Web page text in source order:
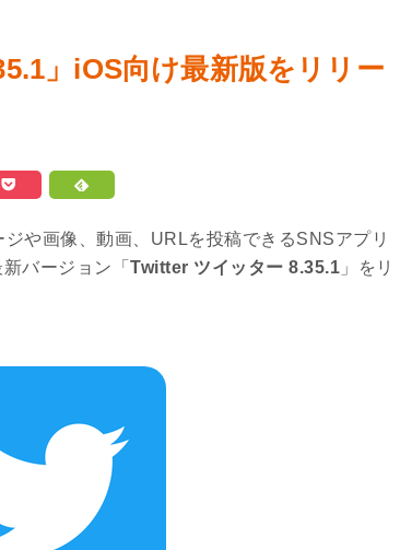
」iOS向け最新版をリリー
や画像、動画、URLを投稿できるSNSアプリ
バージョン「 Twitter ツイッター 8.35.1 」をリ